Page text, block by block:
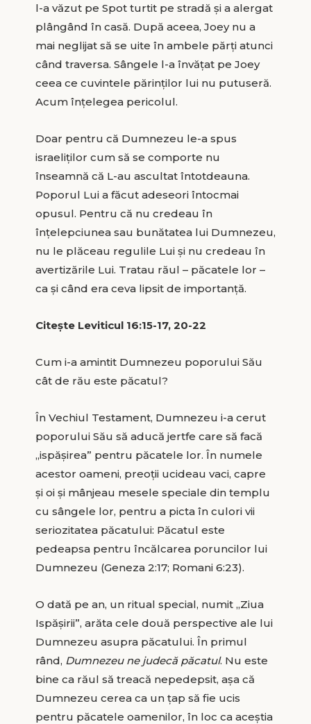
l-a văzut pe Spot turtit pe stradă și a alergat
plângând în casă. După aceea, Joey nu a
mai neglijat să se uite în ambele părți atunci
când traversa. Sângele l-a învățat pe Joey
ceea ce cuvintele părinților lui nu putuseră.
Acum înțelegea pericolul.
Doar pentru că Dumnezeu le-a spus
israeliților cum să se comporte nu
înseamnă că L-au ascultat întotdeauna.
Poporul Lui a făcut adeseori întocmai
opusul. Pentru că nu credeau în
înțelepciunea sau bunătatea lui Dumnezeu,
nu le plăceau regulile Lui și nu credeau în
avertizările Lui. Tratau răul – păcatele lor –
ca și când era ceva lipsit de importanță.
Citește Leviticul 16:15-17, 20-22
Cum i-a amintit Dumnezeu poporului Său
cât de rău este păcatul?
În Vechiul Testament, Dumnezeu i-a cerut
poporului Său să aducă jertfe care să facă
„ispășirea” pentru păcatele lor. În numele
acestor oameni, preoții ucideau vaci, capre
și oi și mânjeau mesele speciale din templu
cu sângele lor, pentru a picta în culori vii
seriozitatea păcatului: Păcatul este
pedeapsa pentru încălcarea poruncilor lui
Dumnezeu (Geneza 2:17; Romani 6:23).
O dată pe an, un ritual special, numit „Ziua
Ispășirii”, arăta cele două perspective ale lui
Dumnezeu asupra păcatului. În primul
rând, Dumnezeu ne judecă păcatul. Nu este
bine ca răul să treacă nepedepsit, așa că
Dumnezeu cerea ca un țap să fie ucis
pentru păcatele oamenilor, în loc ca aceștia